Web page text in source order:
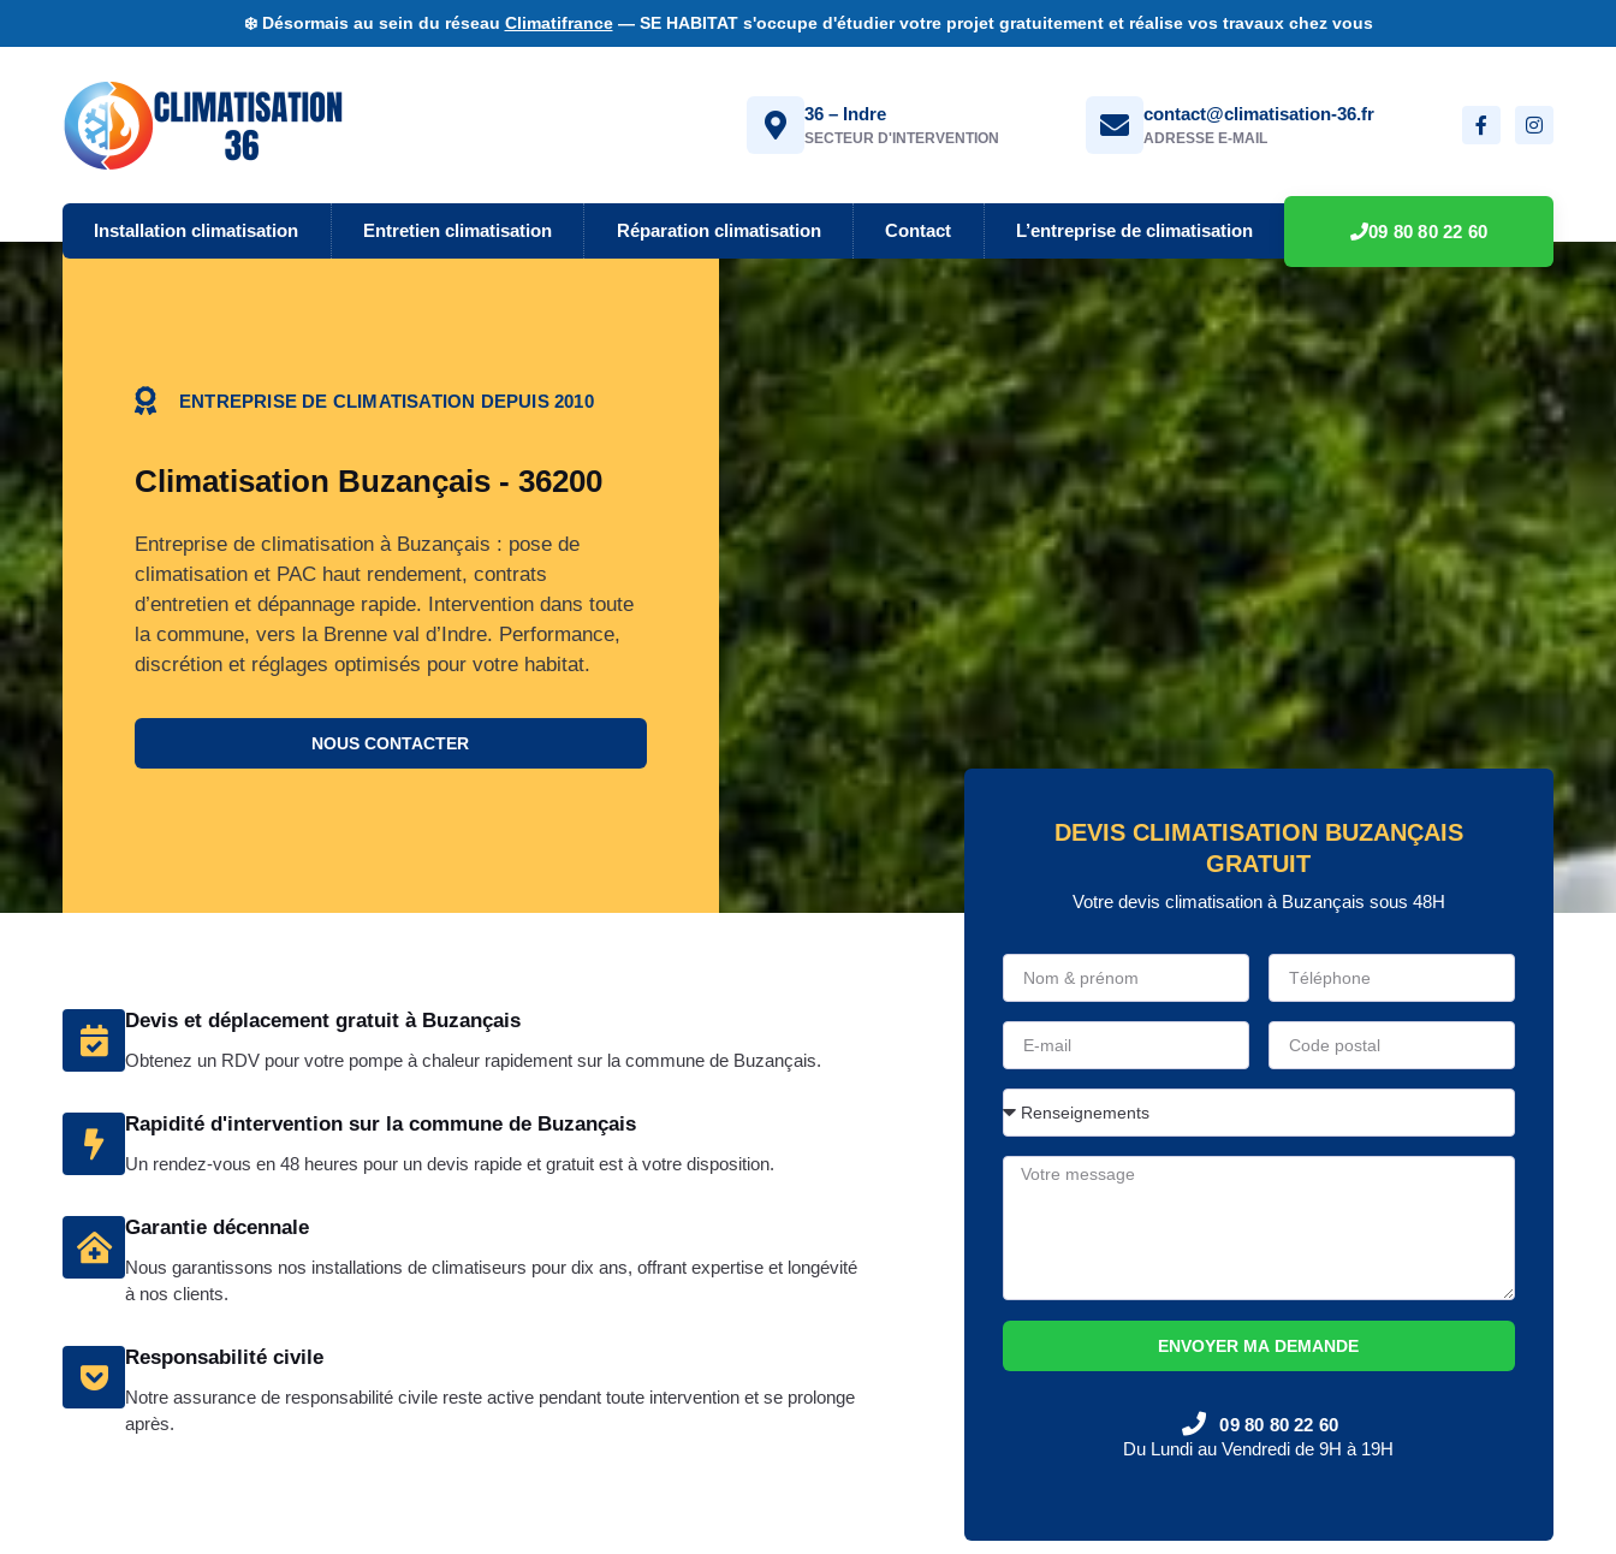
❄️ Désormais au sein du réseau Climatifrance— SE HABITAT s'occupe d'étudier votre projet gratuitement et réalise vos travaux chez vous
36 – Indre
SECTEUR D'INTERVENTION
contact@climatisation-36.fr
ADRESSE E-MAIL
Installation climatisation Entretien climatisation Réparation climatisation Contact L’entreprise de climatisation 09 80 80 22 60
ENTREPRISE DE CLIMATISATION DEPUIS 2010
Climatisation Buzançais - 36200
Entreprise de climatisation à Buzançais : pose de
climatisation et PAC haut rendement, contrats
d’entretien et dépannage rapide. Intervention dans toute
la commune, vers la Brenne val d’Indre. Performance,
discrétion et réglages optimisés pour votre habitat.
NOUS CONTACTER
Devis et déplacement gratuit à Buzançais
Obtenez un RDV pour votre pompe à chaleur rapidement sur la commune de Buzançais.
Rapidité d'intervention sur la commune de Buzançais
Un rendez-vous en 48 heures pour un devis rapide et gratuit est à votre disposition.
Garantie décennale
Nous garantissons nos installations de climatiseurs pour dix ans, offrant expertise et longévité
à nos clients.
Responsabilité civile
Notre assurance de responsabilité civile reste active pendant toute intervention et se prolonge
après.
DEVIS CLIMATISATION BUZANÇAIS
GRATUIT
Votre devis climatisation à Buzançais sous 48H
ENVOYER MA DEMANDE
09 80 80 22 60
Du Lundi au Vendredi de 9H à 19H